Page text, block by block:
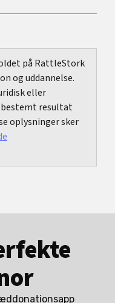
perioder.
sex, nye
gør ofte
mere præcis.
på RattleStork
og uddannelse.
eller
resultat
oplysninger sker